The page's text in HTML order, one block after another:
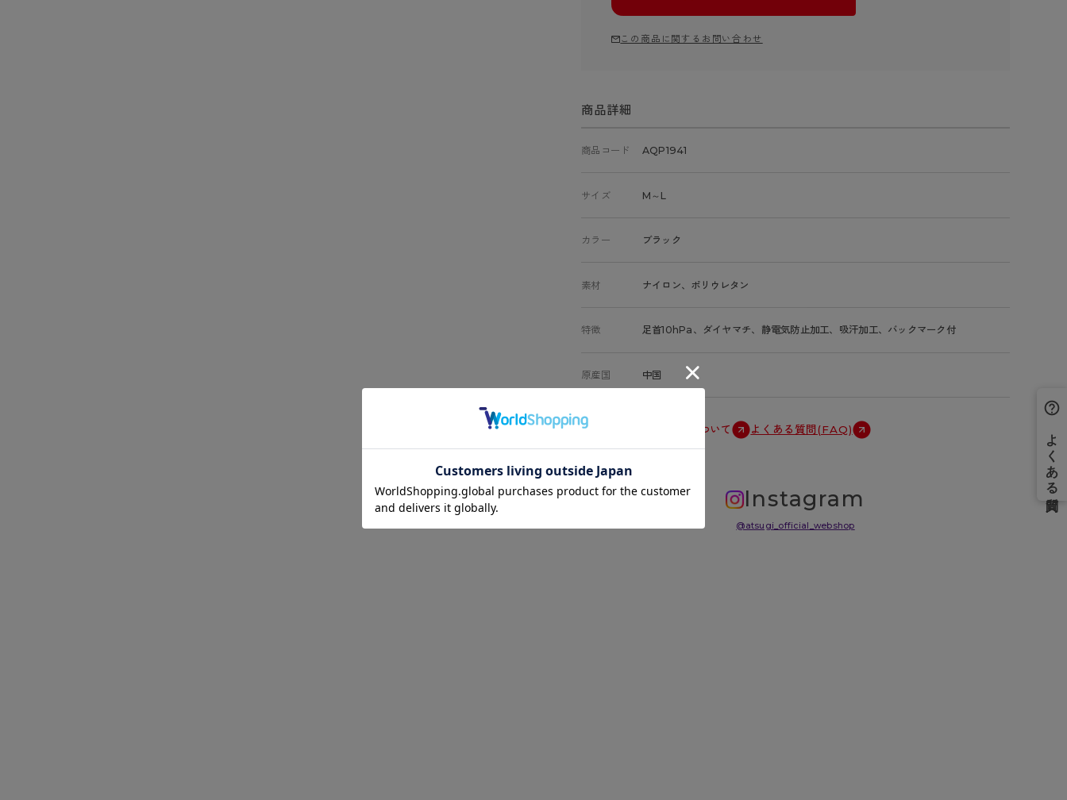
この商品に関するお問い合わせ
商品詳細
商品コード AQP1941
サイズ M～L
カラー ブラック
素材 ナイロン、ポリウレタン
特徴 足首10hPa、ダイヤマチ、静電気防止加工、吸汗加工、バックマーク付
原産国 中国
サイズ表 洗濯表示について よくある質問(FAQ)
Instagram
@atsugi_official_webshop